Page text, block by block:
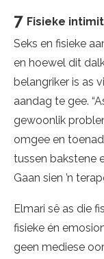
7 Fisieke
Seks en fisieke
en hoewel dit
belangriker is as
aandag te gee.
gewoonlik
omgee en
tussen bakstene
Gaan sien ’n
Elmari sê as die
fisieke én
geen mediese